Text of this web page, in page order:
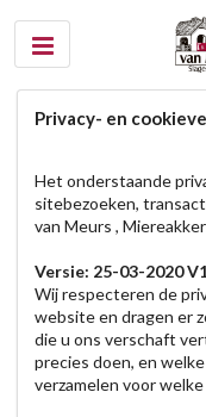
Privacy- en
Het onderstaande
sitebezoeken,
van Meurs ,
Versie: 25-03-2020
Wij respecteren de
website en dragen er
die u ons verschaft
precies doen, en
verzamelen voor